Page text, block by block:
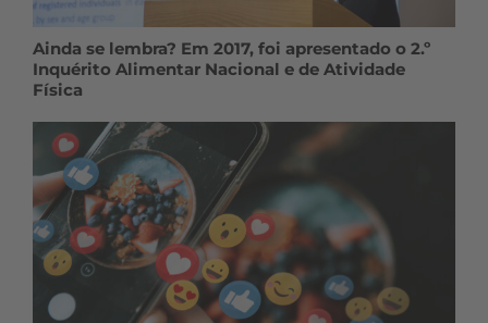
Ainda se lembra? Em 2017, foi apresentado o 2.º
Inquérito Alimentar Nacional e de Atividade
Física